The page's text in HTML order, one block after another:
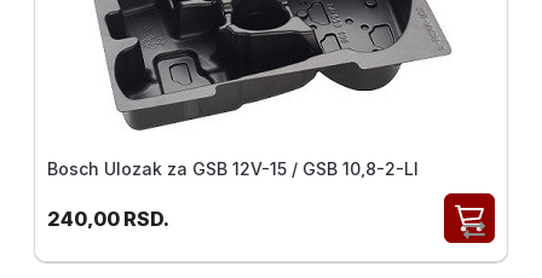
popravku
nareznice
alat
Bosch Ulozak za GSB 12V-15 / GSB 10,8-2-LI
240,00 RSD.